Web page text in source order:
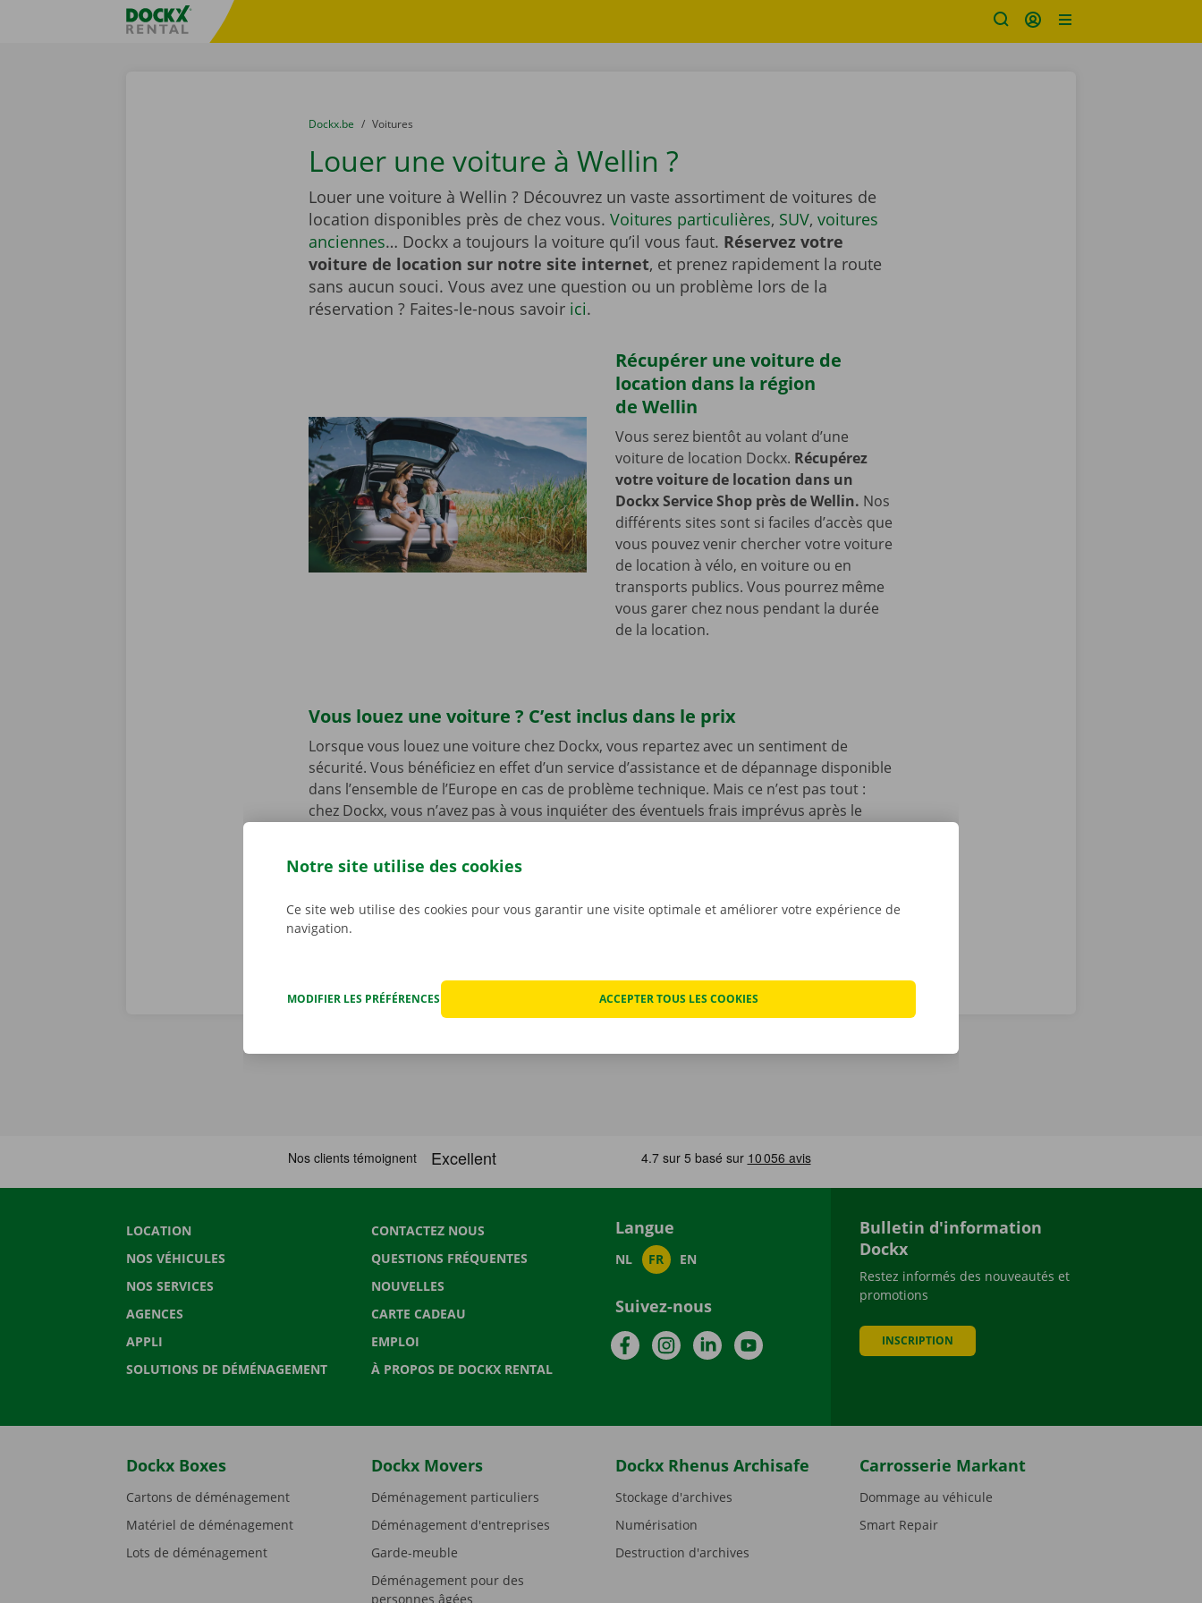
sitename
You are here:
du
Dockx.be to
Voitures
Louer une voiture à Wellin ?
Louer une voiture à Wellin ? Découvrez un vaste assortiment de voitures de
location disponibles près de chez vous. Voitures particulières, SUV, voitures
anciennes… Dockx a toujours la voiture qu’il vous faut. Réservez votre
voiture de location sur notre site internet, et prenez rapidement la route
sans aucun souci. Vous avez une question ou un problème lors de la
réservation ? Faites-le-nous savoir ici.
Récupérer une voiture de
location dans la région
de Wellin
Vous serez bientôt au volant d’une
voiture de location Dockx. Récupérez
votre voiture de location dans un
Dockx Service Shop près de Wellin. Nos
différents sites sont si faciles d’accès que
vous pouvez venir chercher votre voiture
de location à vélo, en voiture ou en
transports publics. Vous pourrez même
vous garer chez nous pendant la durée
de la location.
Vous louez une voiture ? C’est inclus dans le prix
Lorsque vous louez une voiture chez Dockx, vous repartez avec un sentiment de
sécurité. Vous bénéficiez en effet d’un service d’assistance et de dépannage disponible
dans l’ensemble de l’Europe en cas de problème technique. Mais ce n’est pas tout :
chez Dockx, vous n’avez pas à vous inquiéter des éventuels frais imprévus après le
véritables priorités.
LOCATION
NOS VÉHICULES
NOS SERVICES
AGENCES
APPLI
SOLUTIONS DE DÉMÉNAGEMENT
CONTACTEZ NOUS
QUESTIONS FRÉQUENTES
NOUVELLES
CARTE CADEAU
EMPLOI
À PROPOS DE DOCKX RENTAL
Langue
NL FR EN
Suivez-nous
FacebookInstagramLinkedInYouTube
Bulletin d'information
Dockx
Restez informés des nouveautés et
promotions
INSCRIPTION
Dockx Boxes
Cartons de déménagement
Matériel de déménagement
Lots de déménagement
Dockx Movers
Déménagement particuliers
Déménagement d'entreprises
Garde-meuble
Déménagement pour des
personnes âgées
Dockx Rhenus Archisafe
Stockage d'archives
Numérisation
Destruction d'archives
Carrosserie Markant
Dommage au véhicule
Smart Repair
Notre site utilise des cookies
Ce site web utilise des cookies pour vous garantir une visite optimale et améliorer votre expérience de
navigation.
MODIFIER LES PRÉFÉRENCES ACCEPTER TOUS LES COOKIES